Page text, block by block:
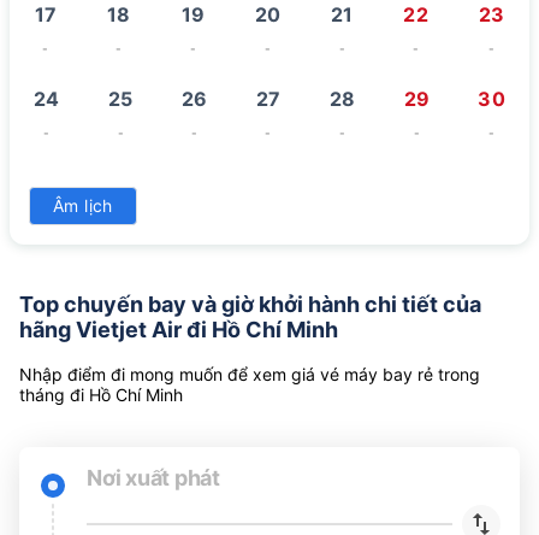
17
-
18
-
19
-
20
-
21
-
22
-
23
-
24
-
25
-
26
-
27
-
28
-
29
-
30
-
31
Âm lịch
Top chuyến bay và giờ khởi hành chi tiết của
hãng Vietjet Air đi Hồ Chí Minh
Nhập điểm đi mong muốn để xem giá vé máy bay rẻ trong
tháng đi Hồ Chí Minh
Nơi xuất phát